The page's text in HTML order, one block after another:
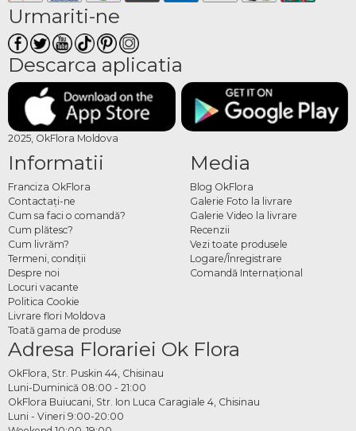
Urmariti-ne
Descarca aplicatia
2025, OkFlora Moldova
Informatii
Franciza OkFlora
Contactaţi-ne
Cum sa faci o comandă?
Cum plătesc?
Cum livrăm?
Termeni, condiţii
Despre noi
Locuri vacante
Politica Cookie
Livrare flori Moldova
Toată gama de produse
Media
Blog OkFlora
Galerie Foto la livrare
Galerie Video la livrare
Recenzii
Vezi toate produsele
Logare/Înregistrare
Comandă Internațional
Adresa Florariei Ok Flora
OkFlora, Str. Puskin 44, Chisinau
Luni-Duminică 08:00 - 21:00
OkFlora Buiucani, Str. Ion Luca Caragiale 4, Chisinau
Luni - Vineri 9:00-20:00